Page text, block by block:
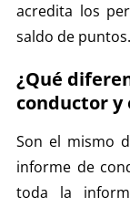
acredita los
saldo de puntos.
¿Qué
conductor y
Son el mismo
informe de
toda la